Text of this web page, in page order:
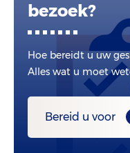
bezoek?
Hoe bereidt u uw
Alles wat u moet
Bereid u voor